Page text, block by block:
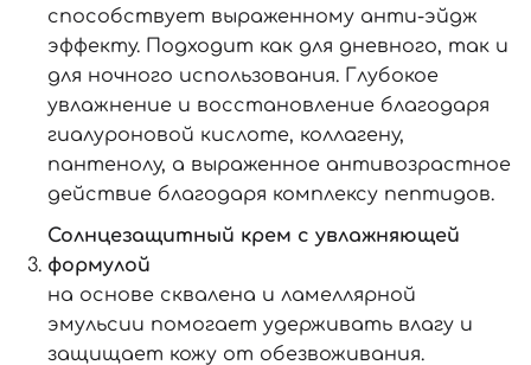
способствует выраженному анти-эйдж
эффекту. Подходит как для дневного, так и
для ночного использования. Глубокое
увлажнение и восстановление благодаря
гиалуроновой кислоте, коллагену,
пантенолу, а выраженное антивозрастное
действие благодаря комплексу пептидов.
Солнцезащитный крем с увлажняющей
формулой
на основе сквалена и ламеллярной
эмульсии помогает удерживать влагу и
защищает кожу от обезвоживания.